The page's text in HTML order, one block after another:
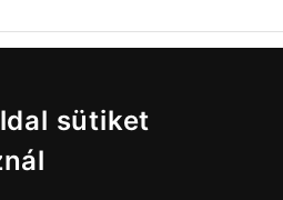
sütiket
SEGÍTIK